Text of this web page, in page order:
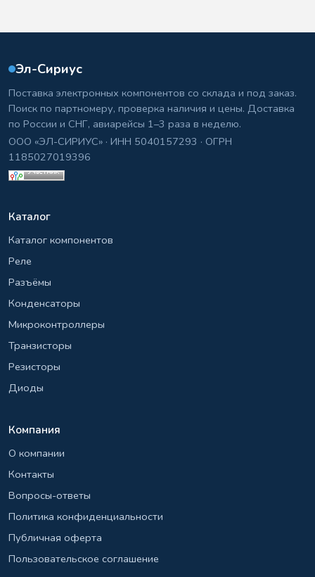
Эл-Сириус
Поставка электронных компонентов со склада и под заказ.
Поиск по партномеру, проверка наличия и цены. Доставка
по России и СНГ, авиарейсы 1–3 раза в неделю.
ООО «ЭЛ-СИРИУС» · ИНН 5040157293 · ОГРН
1185027019396
Каталог
Каталог компонентов
Реле
Разъёмы
Конденсаторы
Микроконтроллеры
Транзисторы
Резисторы
Диоды
Компания
О компании
Контакты
Вопросы-ответы
Политика конфиденциальности
Публичная оферта
Пользовательское соглашение